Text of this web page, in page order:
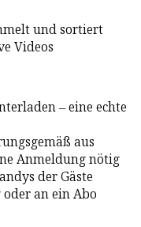
und sortiert
Videos
– eine echte
aus
Anmeldung nötig
der Gäste
an ein Abo